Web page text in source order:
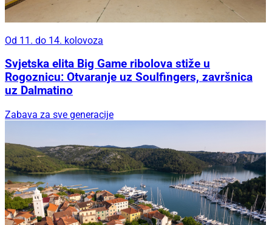
Od 11. do 14. kolovoza
Svjetska elita Big Game ribolova stiže u
Rogoznicu: Otvaranje uz Soulfingers, završnica
uz Dalmatino
Zabava za sve generacije